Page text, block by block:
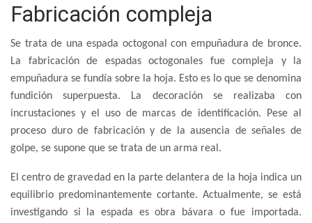
Fabricación compleja
Se trata de una espada octogonal con empuñadura de bronce.
La fabricación de espadas octogonales fue compleja y la
empuñadura se fundía sobre la hoja. Esto es lo que se denomina
fundición superpuesta. La decoración se realizaba con
incrustaciones y el uso de marcas de identificación. Pese al
proceso duro de fabricación y de la ausencia de señales de
golpe, se supone que se trata de un arma real.
El centro de gravedad en la parte delantera de la hoja indica un
equilibrio predominantemente cortante. Actualmente, se está
investigando si la espada es obra bávara o fue importada.